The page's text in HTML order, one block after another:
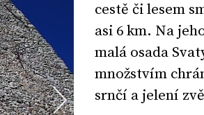
cestě či lesem
asi 6 km. Na
malá osada
množstvím
srnčí a jelení